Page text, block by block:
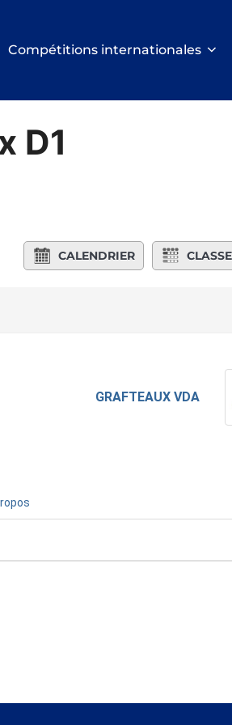
Compétitions internationales
D1
CALENDRIER
GRAFTEAUX VDA